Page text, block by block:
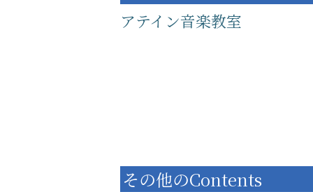
アテイン音楽教室
その他のContents